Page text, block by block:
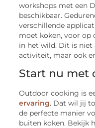
workshops met een
beschikbaar.
verschillende
moet koken, voor op
in het wild. Dit is niet
activiteit, maar ook
Start nu met
Outdoor cooking is
ervaring. Dat wil jij
de perfecte manier
buiten koken. Bekijk